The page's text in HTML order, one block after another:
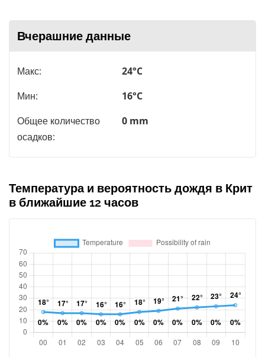
Вчерашние данные
Макс:
24°C
Мин:
16°C
Общее количество
осадков:
0 mm
Температура и вероятность дождя в Крит
в ближайшие 12 часов